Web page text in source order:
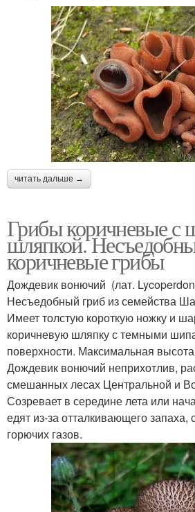
читать дальше →
Грибы коричневые с
шляпкой.
коричневые грибы
Дождевик вонючий (лат.
Несъедобный гриб из семейства
Имеет толстую короткую ножку и
коричневую шляпку с темными
поверхности. Максимальная
Дождевик вонючий неприхотлив,
смешанных лесах Центральной и
Созревает в середине лета или
едят из-за отталкивающего запаха,
горючих газов.